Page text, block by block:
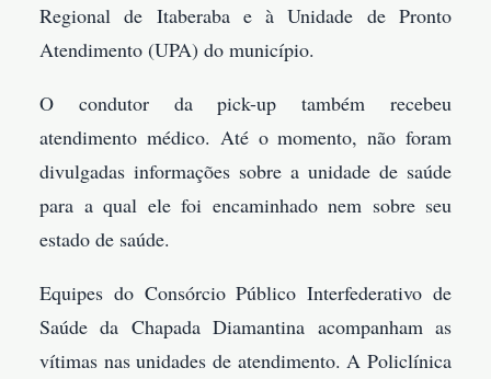
Regional de Itaberaba e à Unidade de Pronto
Atendimento (UPA) do município.
O condutor da pick-up também recebeu
atendimento médico. Até o momento, não foram
divulgadas informações sobre a unidade de saúde
para a qual ele foi encaminhado nem sobre seu
estado de saúde.
Equipes do Consórcio Público Interfederativo de
Saúde da Chapada Diamantina acompanham as
vítimas nas unidades de atendimento. A Policlínica